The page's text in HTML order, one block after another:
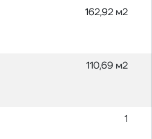
162,92 м2
110,69 м2
1